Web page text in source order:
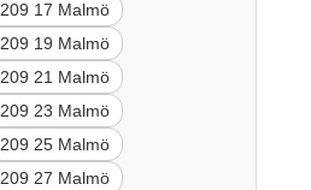
209 17 Malmö
209 19 Malmö
209 21 Malmö
209 23 Malmö
209 25 Malmö
209 27 Malmö